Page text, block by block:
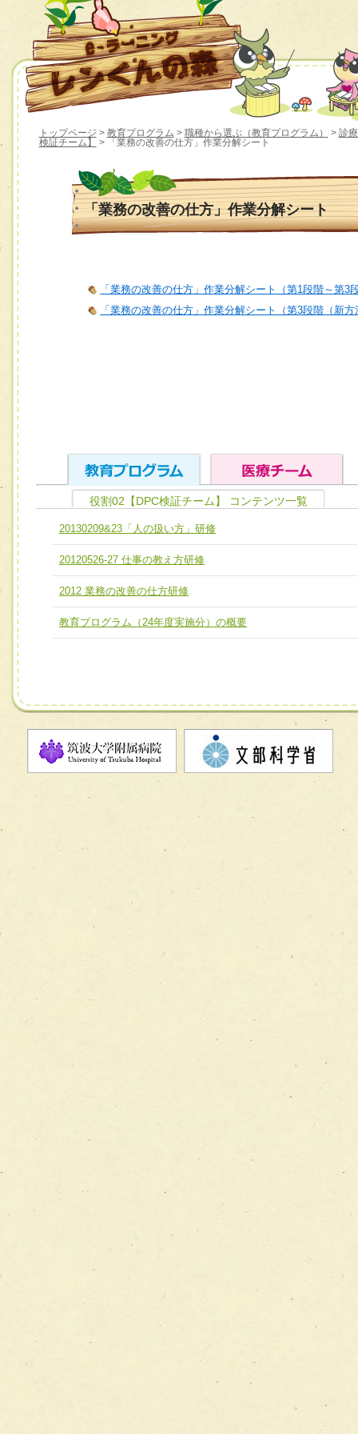
トップページ > 教育プログラム > 職種から選ぶ（教育プログラム） > 診
検証チーム】
> 「業務の改善の仕方」作業分解シート
「業務の改善の仕方」作業分解シート
「業務の改善の仕方」作業分解シート（第1段階～第3
「業務の改善の仕方」作業分解シート（第3段階（新
ユニット１ 医療人としての基礎能力
全人的医療を実践する医療人として、必要な基礎能力を身
ける
ユニット２ チーム医療構成力
必要に応じて柔軟に医療チームを組織し、強調できる
ユニット３ 多職種連携力
チーム01【病院内横断的問題解決チーム】
チーム02【地域医療連携推進による高度医療を必要とする
宅患者等支援チーム】
チーム03【癌患者服薬サポートチーム】
チーム06【外来化学療法チーム】
チーム07【病院職員に対する院内感染対策教育チーム】
チーム08【地域関係機関と連携した小児リハビリテーショ
チーム】
チーム09【術前から始める周術期リハビリテーションチー
チーム10【包括的リハビリテーションコンサルテーション
チーム11【摂食・嚥下サポートチーム】
役割02【DPC検証チーム】 コンテンツ一覧
20130209&23「人の扱い方」研修
20120526-27 仕事の教え方研修
2012 業務の改善の仕方研修
教育プログラム（24年度実施分）の概要